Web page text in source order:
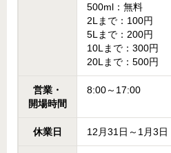
500ml：無料
2Lまで：100円
5Lまで：200円
10Lまで：300円
20Lまで：500円
営業・
開場時間
8:00～17:00
休業日 12月31日～1月3日